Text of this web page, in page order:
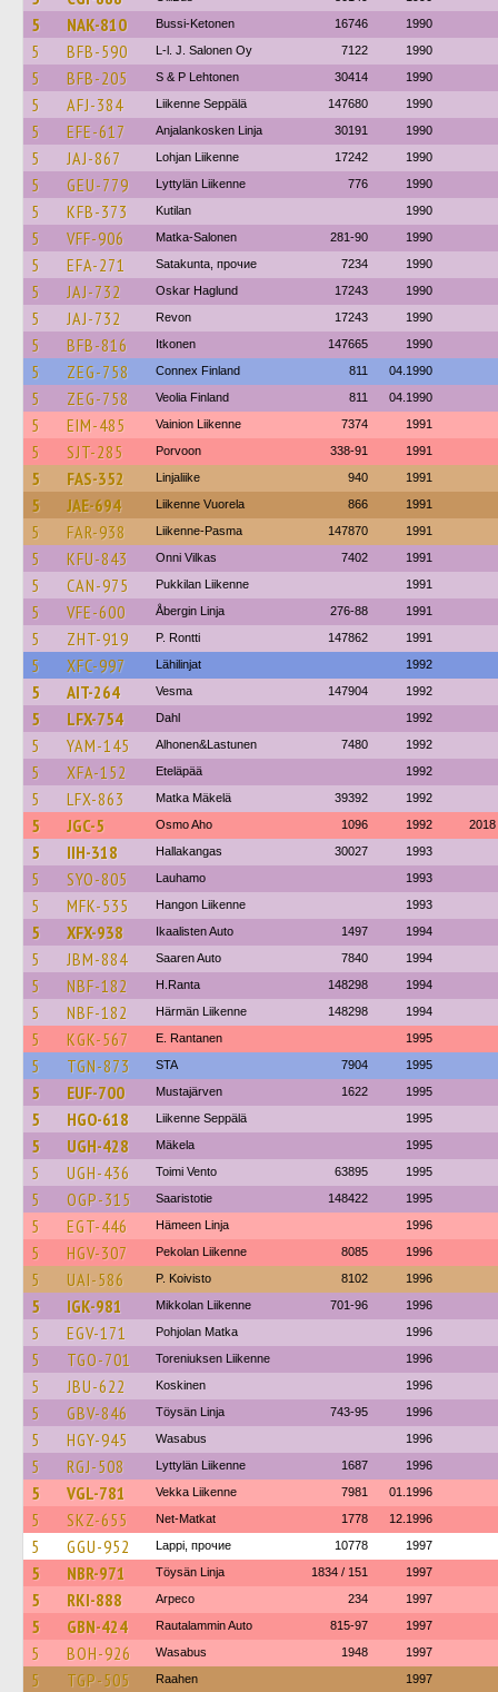
5 NAK-810 Bussi-Ketonen 16746 1990
5 BFB-590 L-l. J. Salonen Oy 7122 1990
5 BFB-205 S & P Lehtonen 30414 1990
5 AFJ-384 Liikenne Seppälä 147680 1990
5 EFE-617 Anjalankosken Linja 30191 1990
5 JAJ-867 Lohjan Liikenne 17242 1990
5 GEU-779 Lyttylän Liikenne 776 1990
5 KFB-373 Kutilan 1990
5 VFF-906 Matka-Salonen 281-90 1990
5 EFA-271 Satakunta, прочие 7234 1990
5 JAJ-732 Oskar Haglund 17243 1990
5 JAJ-732 Revon 17243 1990
5 BFB-816 Itkonen 147665 1990
5 ZEG-758 Connex Finland 811 04.1990
5 ZEG-758 Veolia Finland 811 04.1990
5 EIM-485 Vainion Liikenne 7374 1991
5 SJT-285 Porvoon 338-91 1991
5 FAS-352 Linjaliike 940 1991
5 JAE-694 Liikenne Vuorela 866 1991
5 FAR-938 Liikenne-Pasma 147870 1991
5 KFU-843 Onni Vilkas 7402 1991
5 CAN-975 Pukkilan Liikenne 1991
5 VFE-600 Åbergin Linja 276-88 1991
5 ZHT-919 P. Rontti 147862 1991
5 XFC-997 Lähilinjat 1992
5 AIT-264 Vesma 147904 1992
5 LFX-754 Dahl 1992
5 YAM-145 Alhonen&Lastunen 7480 1992
5 XFA-152 Eteläpää 1992
5 LFX-863 Matka Mäkelä 39392 1992
5 JGC-5 Osmo Aho 1096 1992 2018
5 IIH-318 Hallakangas 30027 1993
5 SYO-805 Lauhamo 1993
5 MFK-535 Hangon Liikenne 1993
5 XFX-938 Ikaalisten Auto 1497 1994
5 JBM-884 Saaren Auto 7840 1994
5 NBF-182 H.Ranta 148298 1994
5 NBF-182 Härmän Liikenne 148298 1994
5 KGK-567 E. Rantanen 1995
5 TGN-873 STA 7904 1995
5 EUF-700 Mustajärven 1622 1995
5 HGO-618 Liikenne Seppälä 1995
5 UGH-428 Mäkela 1995
5 UGH-436 Toimi Vento 63895 1995
5 OGP-315 Saaristotie 148422 1995
5 EGT-446 Hämeen Linja 1996
5 HGV-307 Pekolan Liikenne 8085 1996
5 UAI-586 P. Koivisto 8102 1996
5 IGK-981 Mikkolan Liikenne 701-96 1996
5 EGV-171 Pohjolan Matka 1996
5 TGO-701 Toreniuksen Liikenne 1996
5 JBU-622 Koskinen 1996
5 GBV-846 Töysän Linja 743-95 1996
5 HGY-945 Wasabus 1996
5 RGJ-508 Lyttylän Liikenne 1687 1996
5 VGL-781 Vekka Liikenne 7981 01.1996
5 SKZ-655 Net-Matkat 1778 12.1996
5 GGU-952 Lappi, прочие 10778 1997
5 NBR-971 Töysän Linja 1834 / 151 1997
5 RKI-888 Arpeco 234 1997
5 GBN-424 Rautalammin Auto 815-97 1997
5 BOH-926 Wasabus 1948 1997
5 TGP-505 Raahen 1997